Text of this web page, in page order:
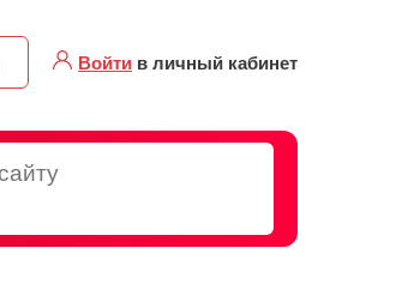
Войти в личный кабинет